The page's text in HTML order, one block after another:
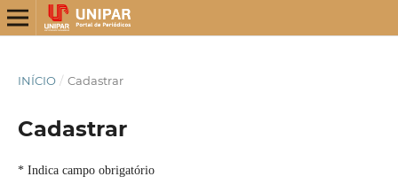
INÍCIO / Cadastrar
Cadastrar
* Indica campo obrigatório